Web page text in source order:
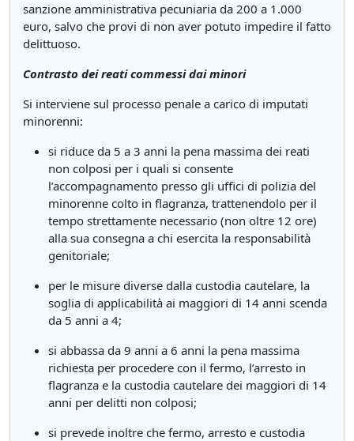
sanzione amministrativa pecuniaria da 200 a 1.000
euro, salvo che provi di non aver potuto impedire il fatto
delittuoso.
Contrasto dei reati commessi dai minori
Si interviene sul processo penale a carico di imputati
minorenni:
si riduce da 5 a 3 anni la pena massima dei reati
non colposi per i quali si consente
l’accompagnamento presso gli uffici di polizia del
minorenne colto in flagranza, trattenendolo per il
tempo strettamente necessario (non oltre 12 ore)
alla sua consegna a chi esercita la responsabilità
genitoriale;
per le misure diverse dalla custodia cautelare, la
soglia di applicabilità ai maggiori di 14 anni scenda
da 5 anni a 4;
si abbassa da 9 anni a 6 anni la pena massima
richiesta per procedere con il fermo, l’arresto in
flagranza e la custodia cautelare dei maggiori di 14
anni per delitti non colposi;
si prevede inoltre che fermo, arresto e custodia